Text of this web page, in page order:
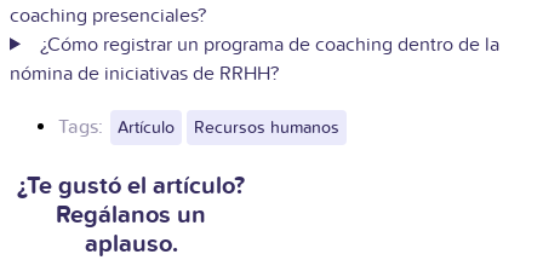
coaching presenciales?
¿Cómo registrar un programa de coaching dentro de la
nómina de iniciativas de RRHH?
Tags: Artículo Recursos humanos
¿Te gustó el artículo?
Regálanos un
aplauso.